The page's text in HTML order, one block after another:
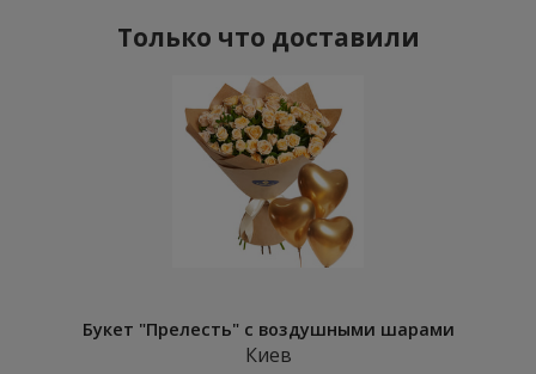
Только что доставили
Букет "Прелесть" с воздушными шарами
Киев